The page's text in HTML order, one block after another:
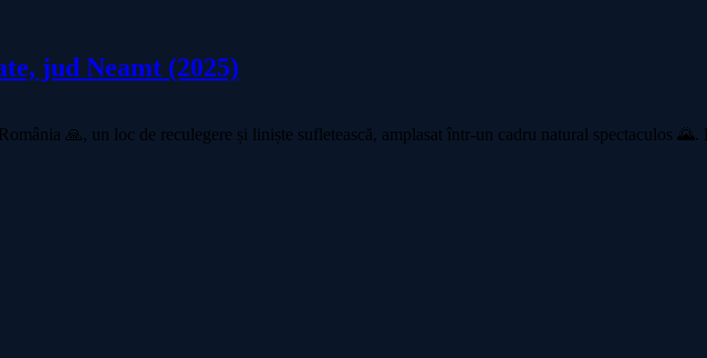
jud Neamt (2025)
🙏, un loc de reculegere și liniște sufletească, amplasat într-un cadru natural spectaculos